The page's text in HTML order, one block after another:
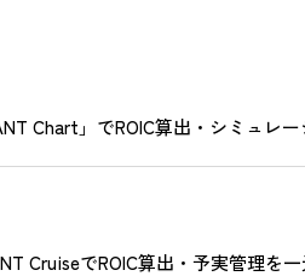
Chart」でROIC算出・シミュレ
CruiseでROIC算出・予実管理を